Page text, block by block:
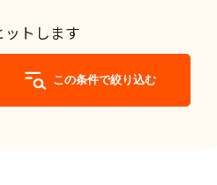
ットします
この条件で絞り込む